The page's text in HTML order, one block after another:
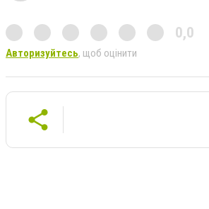
0,0
Авторизуйтесь, щоб оцінити